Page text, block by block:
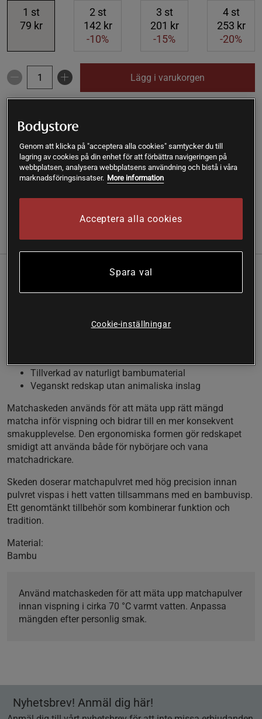
1 st
79 kr
2 st
142 kr
-10%
3 st
201 kr
-15%
4st
253 kr
-20%
Lägg i varukorgen
SKU #A9998-913| EAN7340130506281
Traditionell matchasked i bambu som ger exakt dosering
och en autentisk upplevelse vid tillredning av matcha.
Läs mer
Information Recensioner
Denna matchasked från Renee Voltaire är utformad
för att förenkla doseringen av matchapulver och
inspirerat av den japanska teceremonin.
Tillverkad av naturligt bambumaterial
Veganskt redskap utan animaliska inslag
Matchaskeden används för att mäta upp rätt mängd
matcha inför vispning och bidrar till en mer konsekvent
smakupplevelse. Den ergonomiska formen gör redskapet
smidigt att använda både för nybörjare och vana
matchadrickare.
Skeden doserar matchapulvret med hög precision innan
pulvret vispas i hett vatten tillsammans med en bambuvisp.
Ett genomtänkt tillbehör som kombinerar funktion och
tradition.
Material:
Bambu
Använd matchaskeden för att mäta upp matchapulver
innan vispning i cirka 70 °C varmt vatten. Anpassa
mängden efter personlig smak.
Nyhetsbrev! Anmäl dig här!
Genom att klicka på "acceptera alla cookies" samtycker du till
lagring av cookies på din enhet för att förbättra navigeringen på
webbplatsen, analysera webbplatsens användning och bistå i våra
marknadsföringsinsatser. More information
Acceptera alla cookies
Spara val
Cookie-inställningar